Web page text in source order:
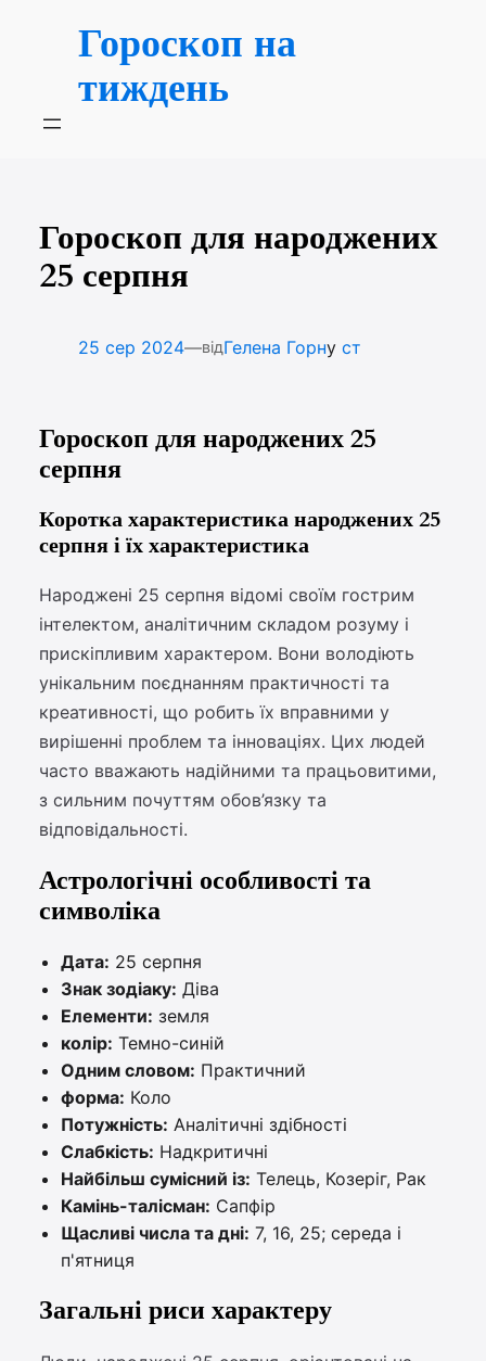
Гороскоп на
тиждень
Гороскоп для народжених
25 серпня
25 сер 2024—відГелена Горну ст
Гороскоп для народжених 25
серпня
Коротка характеристика народжених 25
серпня і їх характеристика
Народжені 25 серпня відомі своїм гострим
інтелектом, аналітичним складом розуму і
прискіпливим характером. Вони володіють
унікальним поєднанням практичності та
креативності, що робить їх вправними у
вирішенні проблем та інноваціях. Цих людей
часто вважають надійними та працьовитими,
з сильним почуттям обов’язку та
відповідальності.
Астрологічні особливості та
символіка
Дата: 25 серпня
Знак зодіаку: Діва
Елементи: земля
колір: Темно-синій
Одним словом: Практичний
форма: Коло
Потужність: Аналітичні здібності
Слабкість: Надкритичні
Найбільш сумісний із: Телець, Козеріг, Рак
Камінь-талісман: Сапфір
Щасливі числа та дні: 7, 16, 25; середа і
п'ятниця
Загальні риси характеру